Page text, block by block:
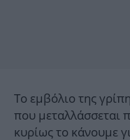
Το εμβόλιο της
που μεταλλάσσεται
κυρίως το κάνουμε